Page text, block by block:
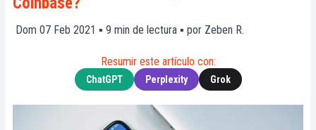
Dom 07 Feb 2021 ▪ 9 min de lectura ▪ por Zeben R.
Resumir este artículo con:
ChatGPT Perplexity Grok